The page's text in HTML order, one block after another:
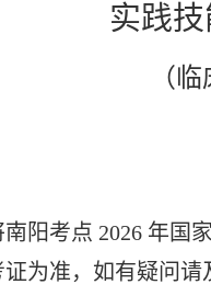
实践
（
阳考点 2026 年国
为准，如有疑问请